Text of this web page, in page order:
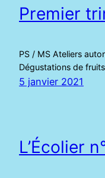
Premier
PS / MS Ateliers
Dégustations de
5 janvier 2021
L’Écolier